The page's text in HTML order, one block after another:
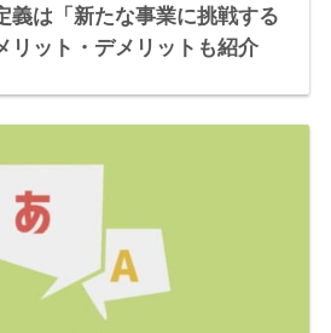
義は「新たな事業に挑戦する
リット・デメリットも紹介